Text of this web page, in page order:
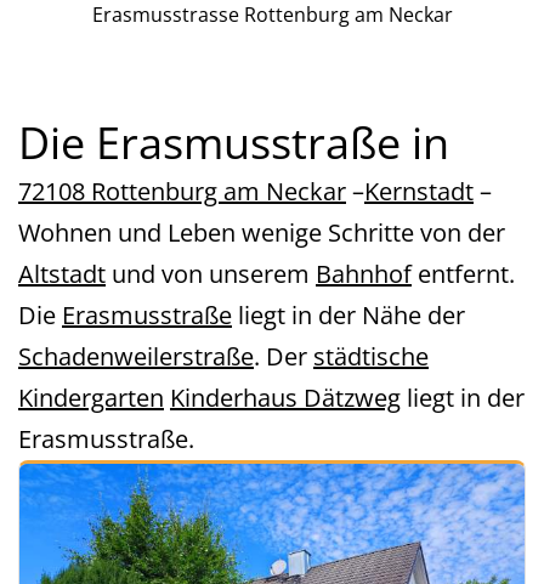
Erasmusstrasse Rottenburg am Neckar
Die Erasmusstraße in
72108 Rottenburg am Neckar–Kernstadt–
Wohnen und Leben wenige Schritte von der
Altstadt und von unserem Bahnhofentfernt.
Die Erasmusstraße liegt in der Nähe der
Schadenweilerstraße. Der städtische
Kindergarten Kinderhaus Dätzweg liegt in der
Erasmusstraße.